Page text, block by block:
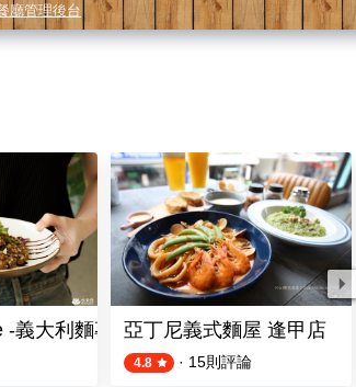
廳管理後台
-義大利麵專賣-亞丁尼義式麵屋 逢甲店
4.8 · 15則評論